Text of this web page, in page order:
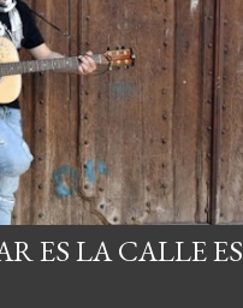
ES LA CALLE ES